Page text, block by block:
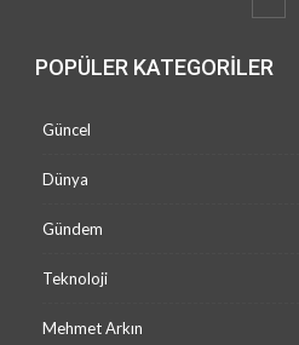
POPÜLER KATEGORILER
Güncel
Dünya
Gündem
Teknoloji
Mehmet Arkın